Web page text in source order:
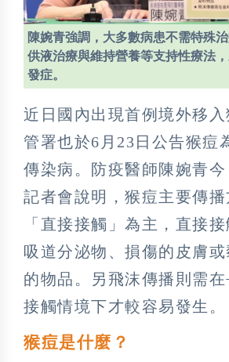
陳婉青強調，大多數病患不需特殊
供液治療與維持營養等支持性療法
發症。
近日國內出現首例境外移
管署也於6月23日公告猴痘
傳染病。防疫醫師陳婉青
記者會說明，猴痘主要傳播
「直接接觸」為主，直接
吸道分泌物、損傷的皮膚
的物品。另飛沫傳播則需
接觸情境下才較容易發生。
猴痘是什麼？